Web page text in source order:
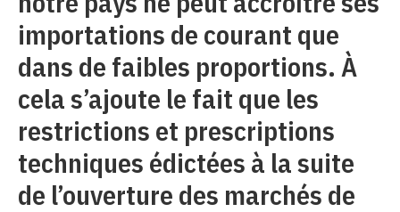
importations de courant que
dans de faibles proportions. À
cela s’ajoute le fait que les
restrictions et prescriptions
techniques édictées à la suite
de l’ouverture des marchés de